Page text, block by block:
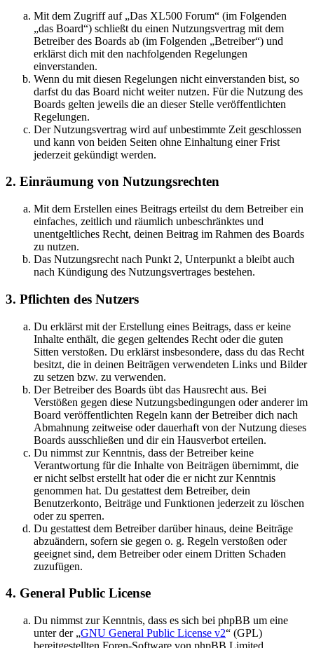
Mit dem Zugriff auf „Das XL500 Forum“ (im Folgenden
„das Board“) schließt du einen Nutzungsvertrag mit dem
Betreiber des Boards ab (im Folgenden „Betreiber“) und
erklärst dich mit den nachfolgenden Regelungen
einverstanden.
Wenn du mit diesen Regelungen nicht einverstanden bist, so
darfst du das Board nicht weiter nutzen. Für die Nutzung des
Boards gelten jeweils die an dieser Stelle veröffentlichten
Regelungen.
Der Nutzungsvertrag wird auf unbestimmte Zeit geschlossen
und kann von beiden Seiten ohne Einhaltung einer Frist
jederzeit gekündigt werden.
2. Einräumung von Nutzungsrechten
Mit dem Erstellen eines Beitrags erteilst du dem Betreiber ein
einfaches, zeitlich und räumlich unbeschränktes und
unentgeltliches Recht, deinen Beitrag im Rahmen des Boards
zu nutzen.
Das Nutzungsrecht nach Punkt 2, Unterpunkt a bleibt auch
nach Kündigung des Nutzungsvertrages bestehen.
3. Pflichten des Nutzers
Du erklärst mit der Erstellung eines Beitrags, dass er keine
Inhalte enthält, die gegen geltendes Recht oder die guten
Sitten verstoßen. Du erklärst insbesondere, dass du das Recht
besitzt, die in deinen Beiträgen verwendeten Links und Bilder
zu setzen bzw. zu verwenden.
Der Betreiber des Boards übt das Hausrecht aus. Bei
Verstößen gegen diese Nutzungsbedingungen oder anderer im
Board veröffentlichten Regeln kann der Betreiber dich nach
Abmahnung zeitweise oder dauerhaft von der Nutzung dieses
Boards ausschließen und dir ein Hausverbot erteilen.
Du nimmst zur Kenntnis, dass der Betreiber keine
Verantwortung für die Inhalte von Beiträgen übernimmt, die
er nicht selbst erstellt hat oder die er nicht zur Kenntnis
genommen hat. Du gestattest dem Betreiber, dein
Benutzerkonto, Beiträge und Funktionen jederzeit zu löschen
oder zu sperren.
Du gestattest dem Betreiber darüber hinaus, deine Beiträge
abzuändern, sofern sie gegen o. g. Regeln verstoßen oder
geeignet sind, dem Betreiber oder einem Dritten Schaden
zuzufügen.
4. General Public License
Du nimmst zur Kenntnis, dass es sich bei phpBB um eine
unter der „GNU General Public License v2“ (GPL)
bereitgestellten Foren-Software von phpBB Limited